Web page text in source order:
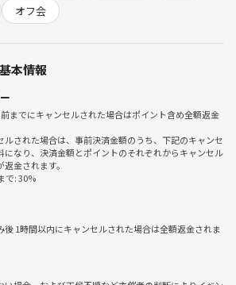
楽しめる和やかな雰囲気！スタッフや常連メ
説明するのでご心配なく。
」「大阪に知り合いを増やしたい」「週末リフ
たり。
ドゲームを用意！
い。
き抜き・しつこいナンパ・暴言など
惑行為
動画のSNS等への無許可投稿
を乱す行動をする方、運営側の指示に従ってい
参加者様としてふさわしくないと判断した方
合がございます。
う？」「友達同士でだけしかやったことがな
オフ会
本情報
までにキャンセルされた場合はポイント含め全額返金
ルされた場合は、事前決済金額のうち、下記のキャンセ
になり、決済金額とポイントのそれぞれからキャンセル
金されます。
で: 30%
後 1時間以内にキャンセルされた場合は全額返金されま